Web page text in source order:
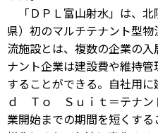
「ＤＰＬ富山射水」は、
県）初のマルチテナント型
流施設とは、複数の企業の
ナント企業は建設費や維持
することができる。自社用
ｄ Ｔｏ Ｓｕｉｔ＝テナン
業開始までの期間を短くす